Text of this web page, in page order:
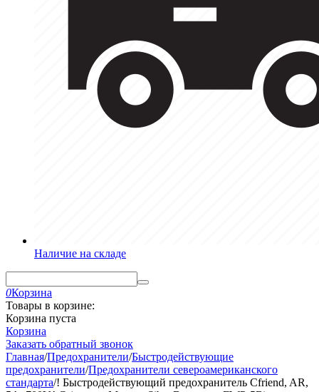
Наличие на складе
0Корзина
Товары в корзине:
Корзина пуста
Корзина
Заказать обратный звонок
Главная/Предохранители/Быстродействующие
предохранители/Предохранители североамериканского
стандарта/! Быстродействующий предохранитель Cfriend, AR,